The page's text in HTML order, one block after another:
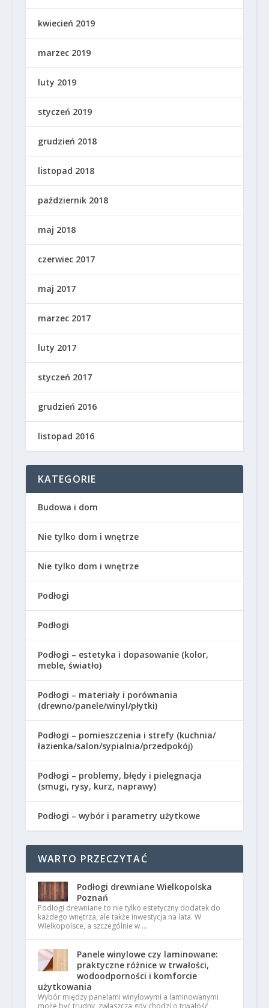
kwiecień 2019
marzec 2019
luty 2019
styczeń 2019
grudzień 2018
listopad 2018
październik 2018
maj 2018
czerwiec 2017
maj 2017
marzec 2017
luty 2017
styczeń 2017
grudzień 2016
listopad 2016
KATEGORIE
Budowa i dom
Nie tylko dom i wnętrze
Nie tylko dom i wnętrze
Podłogi
Podłogi
Podłogi – estetyka i dopasowanie (kolor,
meble, światło)
Podłogi – materiały i porównania
(drewno/panele/winyl/płytki)
Podłogi – pomieszczenia i strefy (kuchnia/
łazienka/salon/sypialnia/przedpokój)
Podłogi – problemy, błędy i pielęgnacja
(smugi, rysy, kurz, naprawy)
Podłogi – wybór i parametry użytkowe
WARTO PRZECZYTAĆ
Podłogi drewniane Wielkopolska
Poznań
Podłogi drewniane to nie tylko estetyczny dodatek do
każdego wnętrza, ale także inwestycja na lata. W
Wielkopolsce, a szczególnie w …
Panele winylowe czy laminowane:
praktyczne różnice w trwałości,
wodoodporności i komforcie
użytkowania
Wybór między panelami winylowymi a laminowanymi
może być trudny, zwłaszcza gdy chodzi o trwałość,